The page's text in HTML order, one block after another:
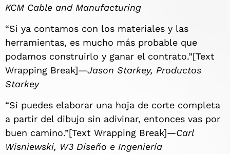
KCM Cable and Manufacturing
“Si ya contamos con los materiales y las
herramientas, es mucho más probable que
podamos construirlo y ganar el contrato.”[Text
Wrapping Break]—Jason Starkey, Productos
Starkey
“Si puedes elaborar una hoja de corte completa
a partir del dibujo sin adivinar, entonces vas por
buen camino.”[Text Wrapping Break]—Carl
Wisniewski, W3 Diseño e Ingeniería